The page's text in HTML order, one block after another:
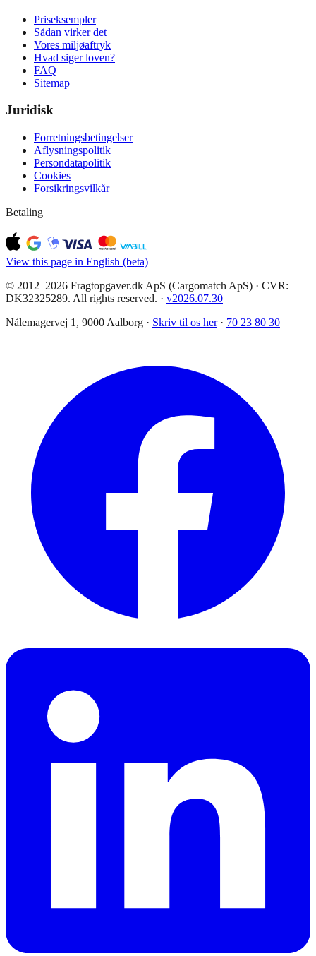
Priseksempler
Sådan virker det
Vores miljøaftryk
Hvad siger loven?
FAQ
Sitemap
Juridisk
Forretningsbetingelser
Aflysningspolitik
Persondatapolitik
Cookies
Forsikringsvilkår
Betaling
View this page in English (beta)
© 2012–2026 Fragtopgaver.dk ApS (Cargomatch ApS) · CVR:
DK32325289. All rights reserved. · v2026.07.30
Nålemagervej 1, 9000 Aalborg · Skriv til os her · 70 23 80 30